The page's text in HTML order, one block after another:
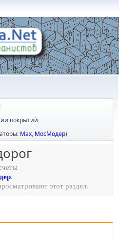
покрытий
Max, МосМодер)
.
этот раздел.